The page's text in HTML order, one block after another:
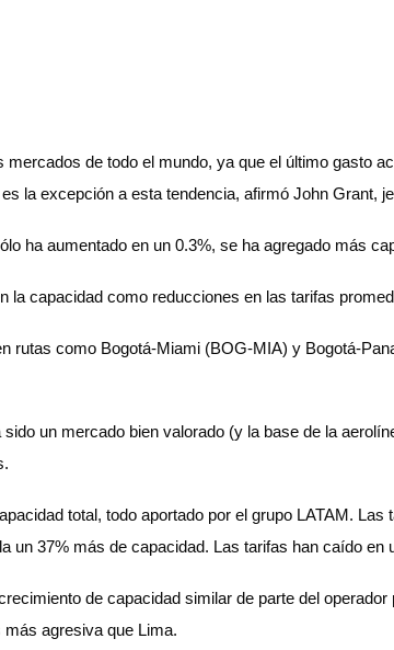
de todo el mundo, ya que el último gasto
la excepción a esta tendencia, afirmó John Grant,
ha aumentado en un 0.3%, se ha agregado más
la capacidad como reducciones en las tarifas
rutas como Bogotá-Miami (BOG-MIA) y Bogotá-
un mercado bien valorado (y la base de la
total, todo aportado por el grupo LATAM.
un 37% más de capacidad. Las tarifas han caído en
de capacidad similar de parte del
agresiva que Lima.